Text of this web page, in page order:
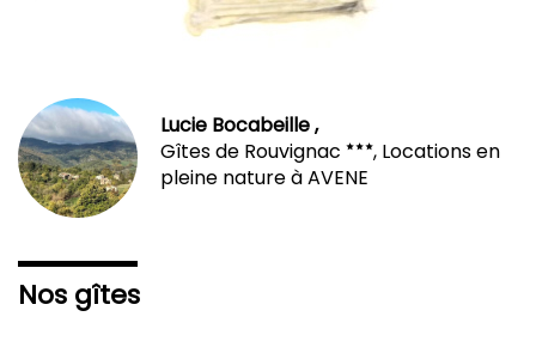
Lucie Bocabeille ,
Gîtes de Rouvignac
, Locations en
pleine nature à AVENE
Nos gîtes